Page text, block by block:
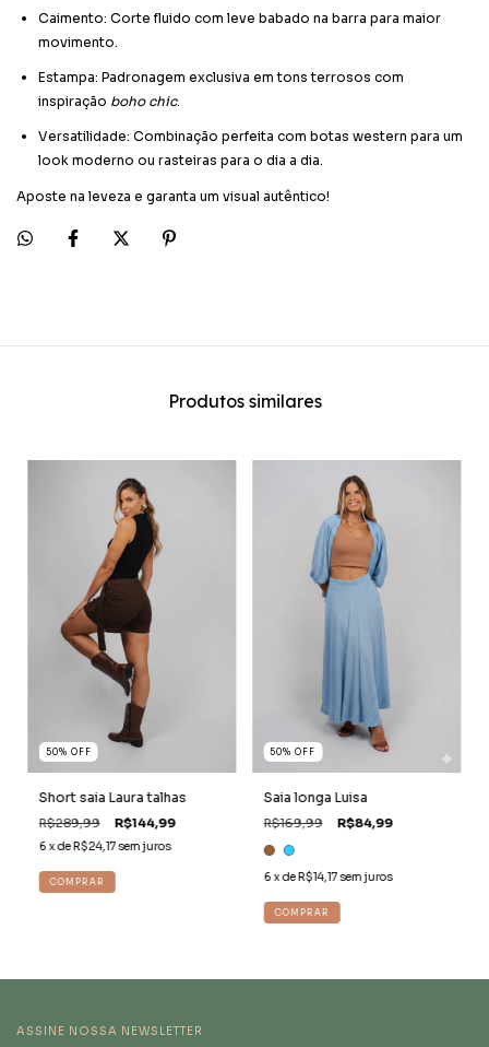
Caimento: Corte fluido com leve babado na barra para maior
movimento.
Estampa: Padronagem exclusiva em tons terrosos com
inspiração boho chic.
Versatilidade: Combinação perfeita com botas western para um
look moderno ou rasteiras para o dia a dia.
Aposte na leveza e garanta um visual autêntico!
Produtos similares
50% OFF
Short saia Laura talhas
R$289,99 R$144,99
6 x de R$24,17 sem juros
COMPRAR
50%OFF
Saia longa Luisa
R$169,99 R$84,99
6x de R$14,17sem juros
COMPRAR
ASSINE NOSSA NEWSLETTER